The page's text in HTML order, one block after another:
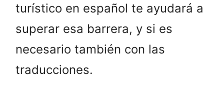
turístico en español te ayudará a
superar esa barrera, y si es
necesario también con las
traducciones.